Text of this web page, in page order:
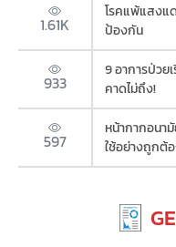
1.61K
โรคแพ้แสงแ
ป้องกัน
933
9 อาการป่วย
คาดไม่ถึง!
597
หน้ากากอนา
ใช้อย่างถูกต้